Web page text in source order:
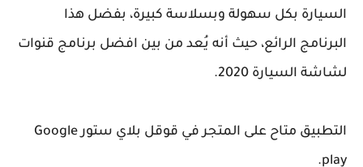
السيارة بكل سهولة وبسلاسة كبيرة، بفضل هذا
البرنامج الرائع، حيث أنه يُعد من بين افضل برنامج قنوات
لشاشة السيارة 2020.
التطبيق متاح على المتجر في قوقل بلاي ستور Google
play.